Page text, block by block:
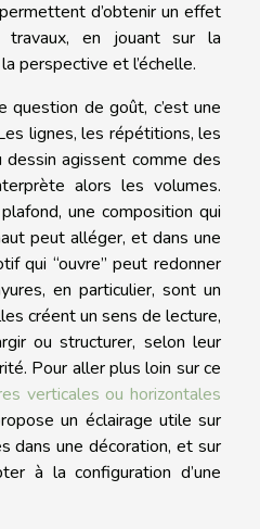
d’obtenir un effet
travaux, en jouant sur la
perspective et l’échelle.
question de goût, c’est une
lignes, les répétitions, les
agissent comme des
alors les volumes.
une composition qui
peut alléger, et dans une
qui “ouvre” peut redonner
en particulier, sont un
créent un sens de lecture,
ou structurer, selon leur
Pour aller plus loin sur ce
verticales ou horizontales
un éclairage utile sur
dans une décoration, et sur
à la configuration d’une